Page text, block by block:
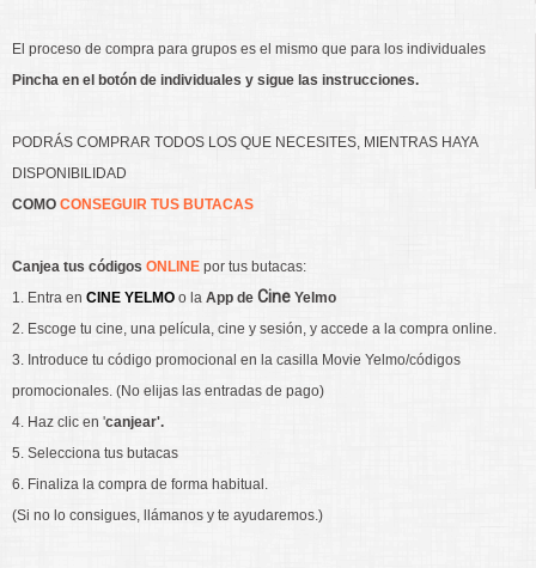
El proceso de compra para grupos es el mismo que para los individuales
Pincha en el botón de individuales y sigue las instrucciones.
PODRÁS COMPRAR TODOS LOS QUE NECESITES, MIENTRAS HAYA
DISPONIBILIDAD
COMO CONSEGUIR TUS BUTACAS
Canjea tus códigos ONLINE por tus butacas:
1. Entra en CINE YELMO o la App de Cine Yelmo
2. Escoge tu cine, una película, cine y sesión, y accede a la compra online.
3. Introduce tu código promocional en la casilla Movie Yelmo/códigos
promocionales. (No elijas las entradas de pago)
4. Haz clic en 'canjear'.
5. Selecciona tus butacas
6. Finaliza la compra de forma habitual.
(Si no lo consigues, llámanos y te ayudaremos.)